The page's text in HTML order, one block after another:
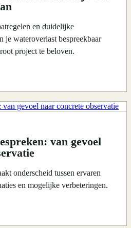
en duidelijke
je wateroverlast bespreekbaar
project te beloven.
van gevoel
onderscheid tussen ervaren
en mogelijke verbeteringen.